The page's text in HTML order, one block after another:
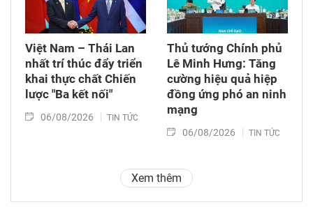
Việt Nam – Thái Lan
nhất trí thúc đẩy triển
khai thực chất Chiến
lược "Ba kết nối"
06/08/2026 TIN TỨC
Thủ tướng Chính phủ
Lê Minh Hưng: Tăng
cường hiệu quả hiệp
đồng ứng phó an ninh
mạng
06/08/2026 TIN TỨC
Xem thêm